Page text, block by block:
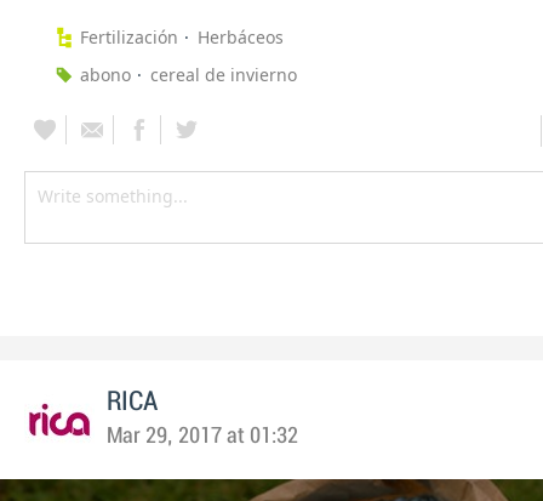
Fertilización
Herbáceos
abono
cereal de invierno
RICA
Mar 29, 2017 at 01:32